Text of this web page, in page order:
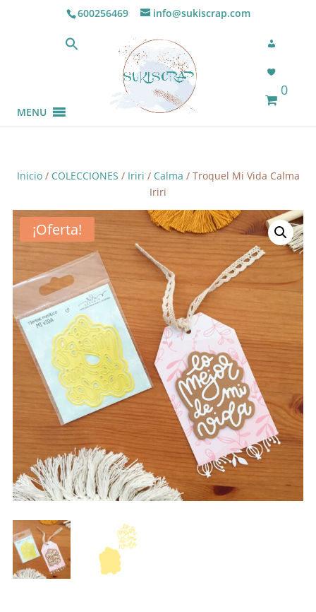
600256469 info@sukiscrap.com
0
MENU
Inicio/ COLECCIONES / Iriri / Calma / Troquel Mi Vida Calma
Iriri
¡Oferta!